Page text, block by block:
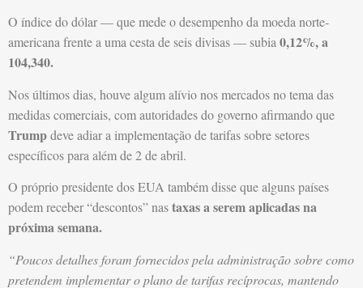
O índice do dólar — que mede o desempenho da moeda norte-
americana frente a uma cesta de seis divisas — subia0,12%, a
104,340.
Nos últimos dias, houve algum alívio nos mercados no tema das
medidas comerciais, com autoridades do governo afirmando que
Trumpdeve adiar a implementação de tarifas sobre setores
específicos para além de 2 de abril.
O próprio presidente dos EUA também disse que alguns países
podem receber “descontos” nastaxas a serem aplicadas na
próxima semana.
“Poucos detalhes foram fornecidos pela administração sobre como
pretendem implementar o plano de tarifas recíprocas, mantendo